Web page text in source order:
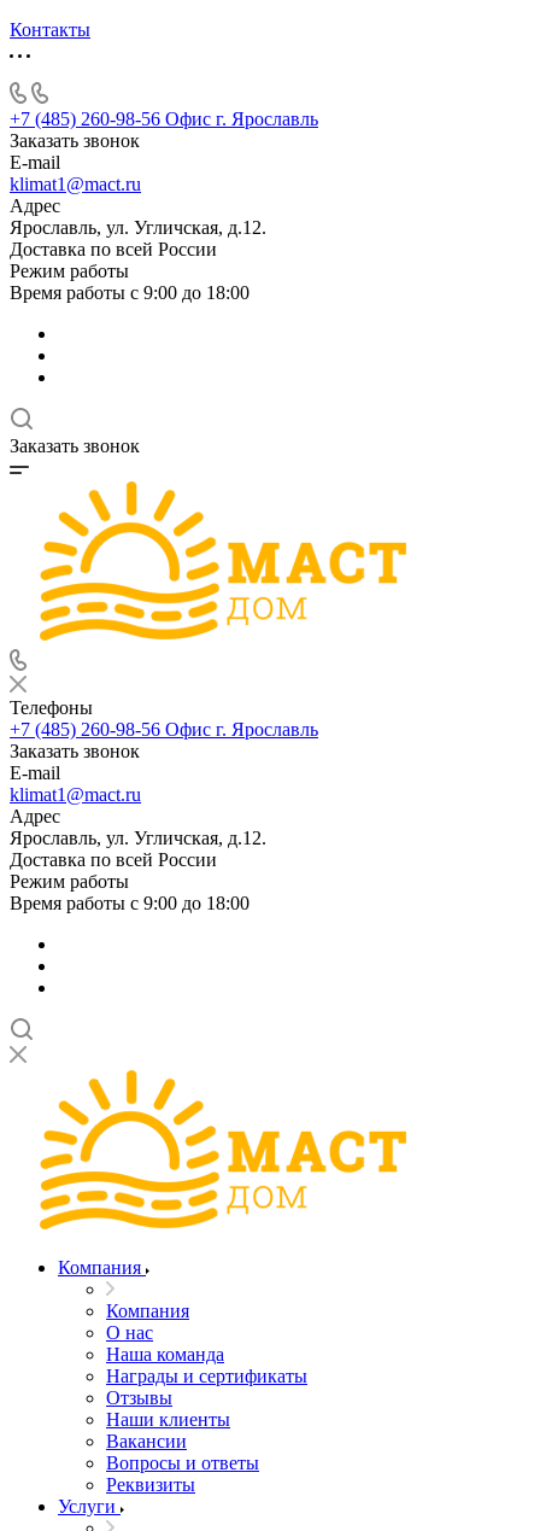
Контакты
+7 (485) 260-98-56 Офис г. Ярославль
Заказать звонок
E-mail
klimat1@mact.ru
Адрес
Ярославль, ул. Угличская, д.12.
Доставка по всей России
Режим работы
Время работы с 9:00 до 18:00
Заказать звонок
Телефоны
+7 (485) 260-98-56 Офис г. Ярославль
Заказать звонок
E-mail
klimat1@mact.ru
Адрес
Ярославль, ул. Угличская, д.12.
Доставка по всей России
Режим работы
Время работы с 9:00 до 18:00
Компания
Компания
О нас
Наша команда
Награды и сертификаты
Отзывы
Наши клиенты
Вакансии
Вопросы и ответы
Реквизиты
Услуги